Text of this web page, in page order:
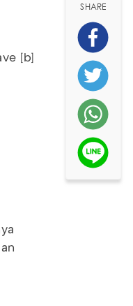
[b]
SHARE